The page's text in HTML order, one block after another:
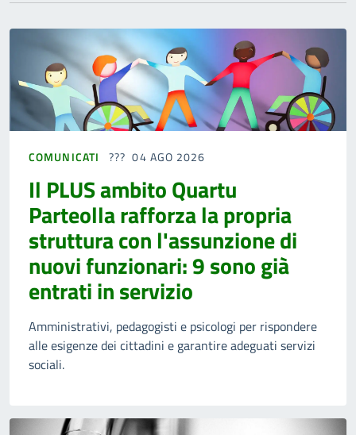
COMUNICATI 04 AGO 2026
Il PLUS ambito Quartu
Parteolla rafforza la propria
struttura con l'assunzione di
nuovi funzionari: 9 sono già
entrati in servizio
Amministrativi, pedagogisti e psicologi per rispondere
alle esigenze dei cittadini e garantire adeguati servizi
sociali.